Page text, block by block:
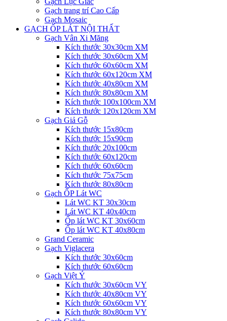
Gạch trang trí Cao Cấp
Gạch Mosaic
GẠCH ỐP LÁT NỘI THẤT
Gạch Vân Xi Măng
Kích thước 30x30cm XM
Kích thước 30x60cm XM
Kích thước 60x60cm XM
Kích thước 60x120cm XM
Kích thước 40x80cm XM
Kích thước 80x80cm XM
Kích thước 100x100cm XM
Kích thước 120x120cm XM
Gạch Giả Gỗ
Kích thước 15x80cm
Kích thước 15x90cm
Kích thước 20x100cm
Kích thước 60x120cm
Kích thước 60x60cm
Kích thước 75x75cm
Kích thước 80x80cm
Gạch ỐP Lát WC
Lát WC KT 30x30cm
Lát WC KT 40x40cm
Ốp lát WC KT 30x60cm
Ốp lát WC KT 40x80cm
Grand Ceramic
Gạch Viglacera
Kích thước 30x60cm
Kích thước 60x60cm
Gạch Việt Ý
Kích thước 30x60cm VY
Kích thước 40x80cm VY
Kích thước 60x60cm VY
Kích thước 80x80cm VY